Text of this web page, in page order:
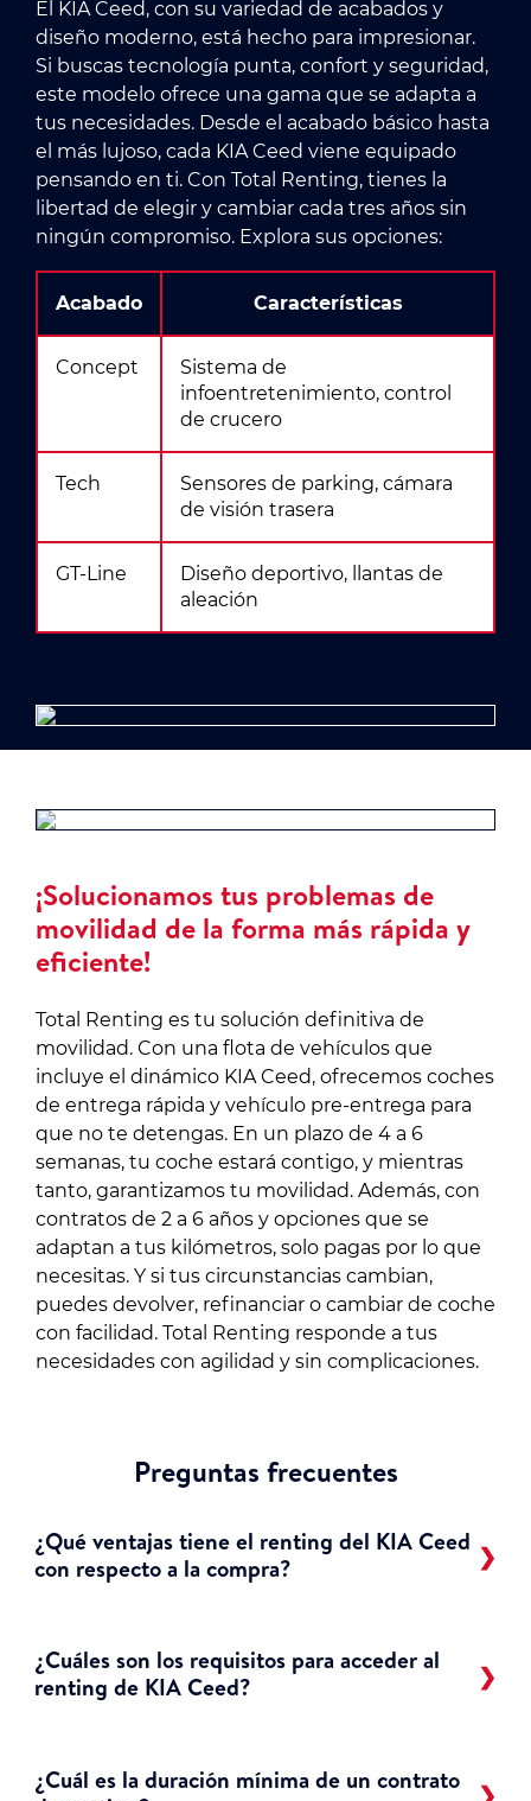
El KIA Ceed, con su variedad de acabados y
diseño moderno, está hecho para impresionar.
Si buscas tecnología punta, confort y seguridad,
este modelo ofrece una gama que se adapta a
tus necesidades. Desde el acabado básico hasta
el más lujoso, cada KIA Ceed viene equipado
pensando en ti. Con Total Renting, tienes la
libertad de elegir y cambiar cada tres años sin
ningún compromiso. Explora sus opciones:
Acabado Características
Concept
Sistema de
infoentretenimiento, control
de crucero
Tech
Sensores de parking, cámara
de visión trasera
GT-Line
Diseño deportivo, llantas de
aleación
¡Solucionamos tus problemas de
movilidad de la forma más rápida y
eficiente!
Total Renting es tu solución definitiva de
movilidad. Con una flota de vehículos que
incluye el dinámico KIA Ceed, ofrecemos coches
de entrega rápida y vehículo pre-entrega para
que no te detengas. En un plazo de 4 a 6
semanas, tu coche estará contigo, y mientras
tanto, garantizamos tu movilidad. Además, con
contratos de 2 a 6 años y opciones que se
adaptan a tus kilómetros, solo pagas por lo que
necesitas. Y si tus circunstancias cambian,
puedes devolver, refinanciar o cambiar de coche
con facilidad. Total Renting responde a tus
necesidades con agilidad y sin complicaciones.
Preguntas frecuentes
¿Qué ventajas tiene el renting del KIA Ceed
con respecto a la compra?
¿Cuáles son los requisitos para acceder al
renting de KIA Ceed?
¿Cuál es la duración mínima de un contrato